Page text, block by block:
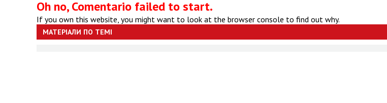
Oh no, Comentario failed to start.
If you own this website, you might want to look at the browser console to find out why.
МАТЕРІАЛИ ПО ТЕМІ